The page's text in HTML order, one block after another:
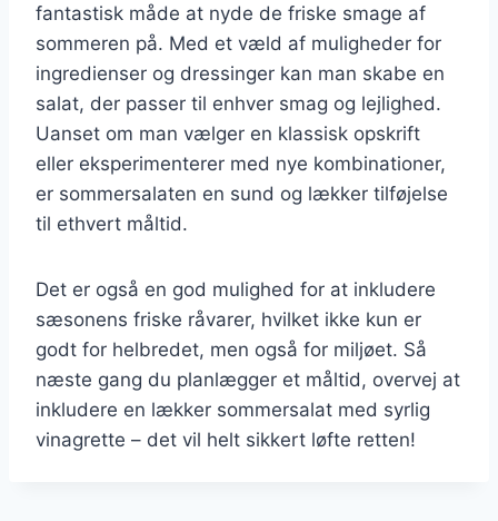
fantastisk måde at nyde de friske smage af
sommeren på. Med et væld af muligheder for
ingredienser og dressinger kan man skabe en
salat, der passer til enhver smag og lejlighed.
Uanset om man vælger en klassisk opskrift
eller eksperimenterer med nye kombinationer,
er sommersalaten en sund og lækker tilføjelse
til ethvert måltid.
Det er også en god mulighed for at inkludere
sæsonens friske råvarer, hvilket ikke kun er
godt for helbredet, men også for miljøet. Så
næste gang du planlægger et måltid, overvej at
inkludere en lækker sommersalat med syrlig
vinagrette – det vil helt sikkert løfte retten!